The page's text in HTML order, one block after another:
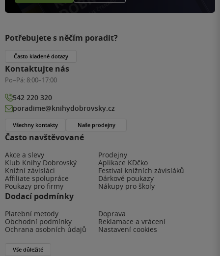
Často navštěvované
Akce a slevy
Prodejny
Klub Knihy Dobrovský
Aplikace KDčko
Knižní závisláci
Festival knižních závisláků
Affiliate spolupráce
Dárkové poukazy
Poukazy pro firmy
Nákupy pro školy
Dodací podmínky
Platební metody
Doprava
Obchodní podmínky
Reklamace a vrácení
Ochrana osobních údajů
Nastavení cookies
Vše důležité
Potřebujete s něčím poradit?
Často kladené dotazy
Kontaktujte nás
Po–Pá: 8:00–17:00
542 220 320
poradime@knihydobrovsky.cz
Všechny kontakty Naše prodejny